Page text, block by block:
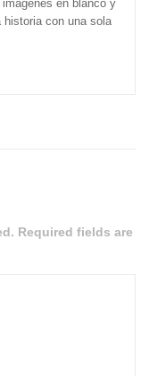
en blanco y
historia con una sola
Required fields are